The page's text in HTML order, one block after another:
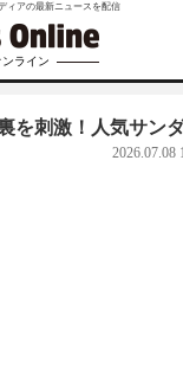
ィアの最新ニュースを配信
ライン
を刺激！人気サン
2026.07.08